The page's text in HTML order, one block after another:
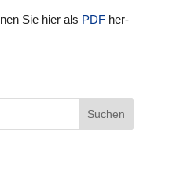
Sie hier als PDFher­